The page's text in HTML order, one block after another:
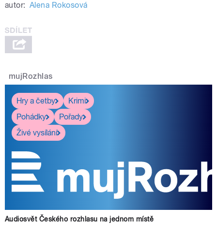
autor: Alena Rokosová
mujRozhlas
Hry a četby
Krimi
Pohádky
Pořady
Živé vysílání
Audiosvět Českého rozhlasu na jednom místě